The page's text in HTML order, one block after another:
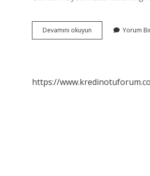
Devamını okuyun
Hayatta
Yorum
https://